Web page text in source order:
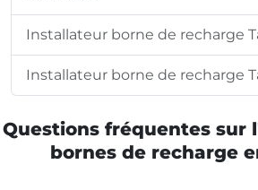
Installateur borne de recharge
Installateur borne de recharge
Questions fréquentes sur
bornes de recharge